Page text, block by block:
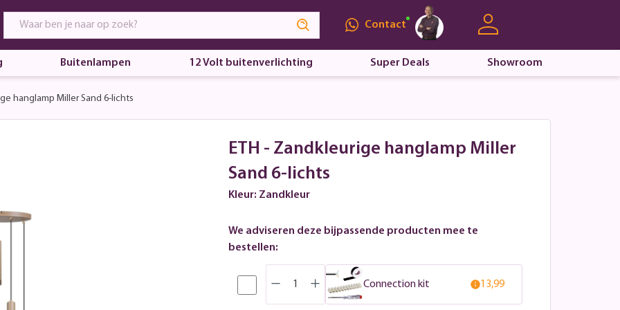
Contact
Buitenlampen 12 Volt buitenverlichting Super Deals Showroom
hanglamp Miller Sand 6-lichts
ETH - Zandkleurige hanglamp Miller
Sand 6-lichts
Kleur: Zandkleur
We adviseren deze bijpassende producten mee te
bestellen:
Connection kit 13,99